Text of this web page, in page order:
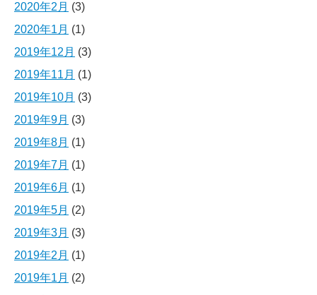
2020年2月 (3)
2020年1月 (1)
2019年12月 (3)
2019年11月 (1)
2019年10月 (3)
2019年9月 (3)
2019年8月 (1)
2019年7月 (1)
2019年6月 (1)
2019年5月 (2)
2019年3月 (3)
2019年2月 (1)
2019年1月 (2)